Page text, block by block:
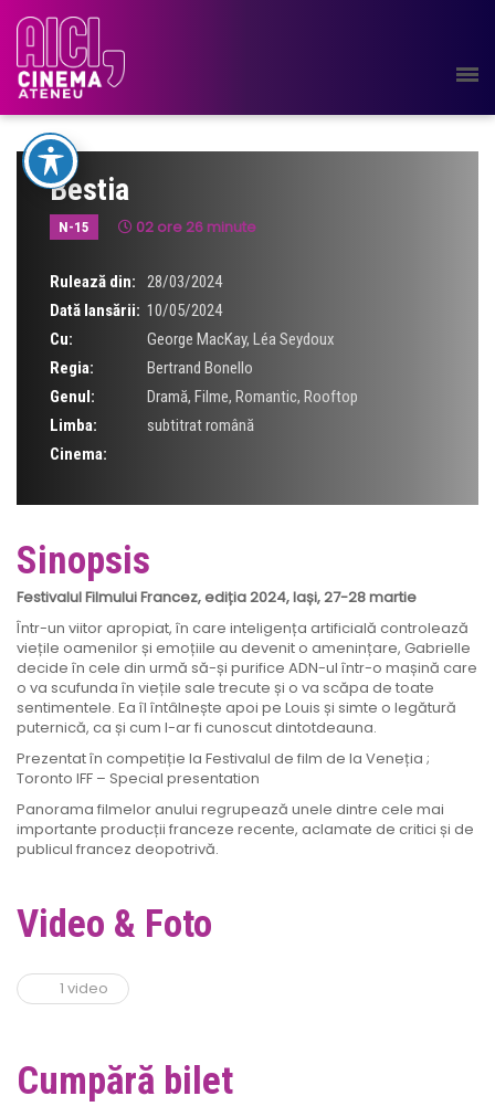
Bestia
N-15 02 ore 26 minute
Rulează din:
28/03/2024
Dată lansării: 10/05/2024
Cu:
George MacKay, Léa Seydoux
Regia:
Bertrand Bonello
Genul:
Dramă, Filme, Romantic, Rooftop
Limba:
subtitrat română
Cinema:
Sinopsis
Festivalul Filmului Francez, ediția 2024, Iași, 27-28 martie
Într-un viitor apropiat, în care inteligența artificială controlează
viețile oamenilor și emoțiile au devenit o amenințare, Gabrielle
decide în cele din urmă să-și purifice ADN-ul într-o mașină care
o va scufunda în viețile sale trecute și o va scăpa de toate
sentimentele. Ea îl întâlnește apoi pe Louis și simte o legătură
puternică, ca și cum l-ar fi cunoscut dintotdeauna.
Prezentat în competiție la Festivalul de film de la Veneția ;
Toronto IFF – Special presentation
Panorama filmelor anului regrupează unele dintre cele mai
importante producții franceze recente, aclamate de critici și de
publicul francez deopotrivă.
Video & Foto
1 video
Cumpără bilet